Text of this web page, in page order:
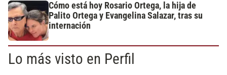
Cómo está hoy Rosario Ortega, la hija de
Palito Ortega y Evangelina Salazar, tras su
internación
Lo más visto en Perfil